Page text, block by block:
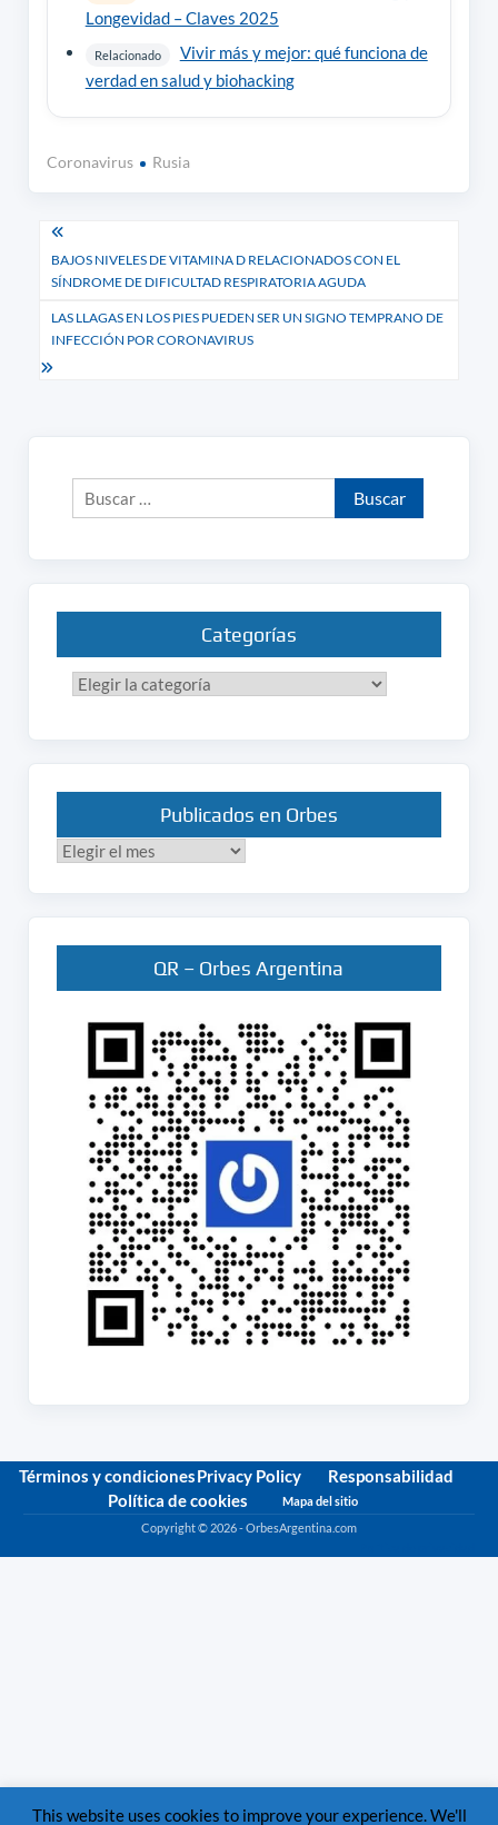
Longevidad – Claves 2025
Relacionado
Vivir más y mejor: qué funciona de
verdad en salud y biohacking
Coronavirus Rusia
Navegación
de
entradas
BAJOS NIVELES DE VITAMINA D RELACIONADOS CON EL
SÍNDROME DE DIFICULTAD RESPIRATORIA AGUDA
LAS LLAGAS EN LOS PIES PUEDEN SER UN SIGNO TEMPRANO DE
INFECCIÓN POR CORONAVIRUS
Buscar:
Categorías
Categorías
Publicados en Orbes
Publicados
QR – Orbes Argentina
Términos y condicionesPrivacy Policy
Responsabilidad
Política de cookies
Mapa del sitio
Copyright © 2026 - OrbesArgentina.com
This website uses cookies to improve your experience. We'll